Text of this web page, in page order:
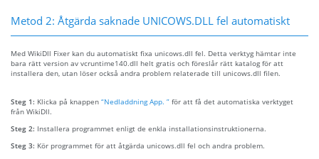
Metod 2: Åtgärda saknade UNICOWS.DLL fel automatiskt
Med WikiDll Fixer kan du automatiskt fixa unicows.dll fel. Detta verktyg hämtar inte
bara rätt version av vcruntime140.dll helt gratis och föreslår rätt katalog för att
installera den, utan löser också andra problem relaterade till unicows.dll filen.
Steg 1: Klicka på knappen “Nedladdning App. ” för att få det automatiska verktyget
från WikiDll.
Steg 2: Installera programmet enligt de enkla installationsinstruktionerna.
Steg 3: Kör programmet för att åtgärda unicows.dll fel och andra problem.